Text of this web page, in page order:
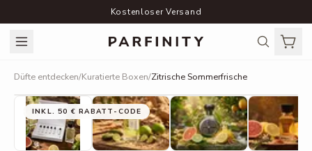
Kostenloser Versand
Düfte entdecken/Kuratierte Boxen/Zitrische Sommerfrische
INKL. 50 € RABATT-CODE